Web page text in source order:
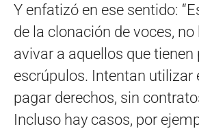
Y enfatizó en ese sentido:
de la clonación de voces,
avivar a aquellos que tienen
escrúpulos. Intentan utilizar
pagar derechos, sin
Incluso hay casos, por